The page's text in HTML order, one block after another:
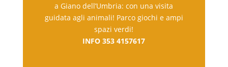
a Giano dell’Umbria: con una visita
guidata agli animali! Parco giochi e ampi
spazi verdi!
INFO 353 4157617